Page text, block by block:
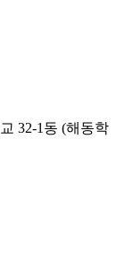
32-1동 (해동학